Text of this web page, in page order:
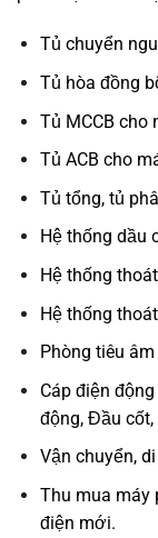
Tủ chuyển
Tủ hòa đồng
Tủ MCCB cho
Tủ ACB cho
Tủ tổng, tủ
Hệ thống dầu
Hệ thống
Hệ thống
Phòng tiêu
Cáp điện
động, Đầu
Vận chuyển,
Thu mua máy
điện mới.